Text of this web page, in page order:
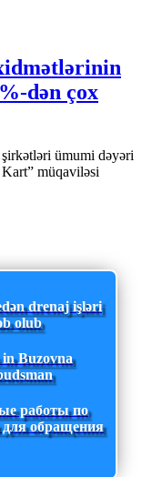
dən çox
şirkətləri ümumi dəyəri
müqaviləsi
drenaj işləri
olub
Buzovna
работы по
для обращения